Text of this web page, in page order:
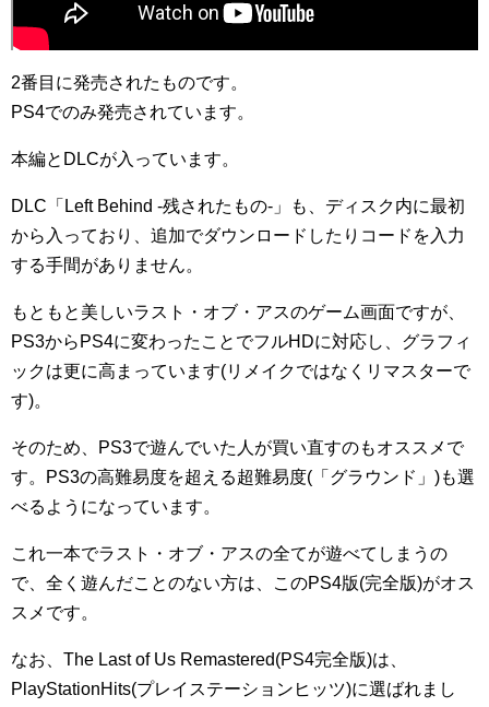
2番目に発売されたものです。
PS4でのみ発売されています。
本編とDLCが入っています。
DLC「Left Behind -残されたもの-」も、ディスク内に最初
から入っており、追加でダウンロードしたりコードを入力
する手間がありません。
もともと美しいラスト・オブ・アスのゲーム画面ですが、
PS3からPS4に変わったことでフルHDに対応し、グラフィ
ックは更に高まっています(リメイクではなくリマスターで
す)。
そのため、PS3で遊んでいた人が買い直すのもオススメで
す。PS3の高難易度を超える超難易度(「グラウンド」)も選
べるようになっています。
これ一本でラスト・オブ・アスの全てが遊べてしまうの
で、全く遊んだことのない方は、このPS4版(完全版)がオス
スメです。
なお、The Last of Us Remastered(PS4完全版)は、
PlayStationHits(プレイステーションヒッツ)に選ばれまし